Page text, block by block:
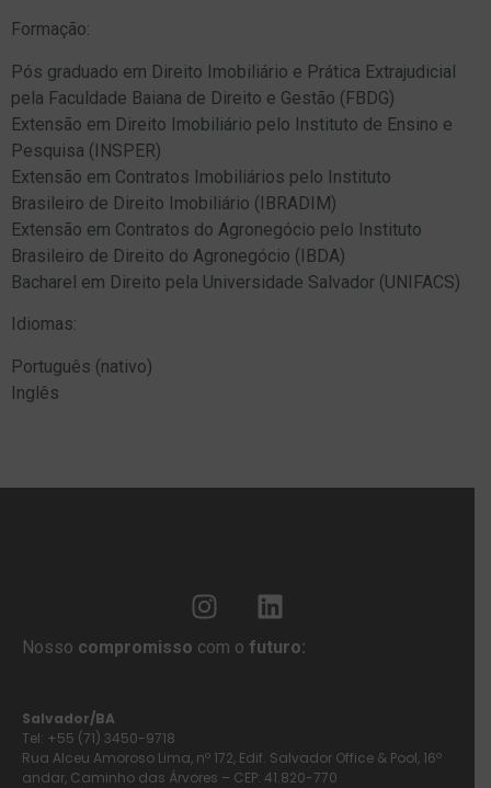
Formação:
Pós graduado em Direito Imobiliário e Prática Extrajudicial
pela Faculdade Baiana de Direito e Gestão (FBDG)
Extensão em Direito Imobiliário pelo Instituto de Ensino e
Pesquisa (INSPER)
Extensão em Contratos Imobiliários pelo Instituto
Brasileiro de Direito Imobiliário (IBRADIM)
Extensão em Contratos do Agronegócio pelo Instituto
Brasileiro de Direito do Agronegócio (IBDA)
Bacharel em Direito pela Universidade Salvador (UNIFACS)
Idiomas:
Português (nativo)
Inglês
Nosso compromisso com o futuro:
Salvador/BA
Tel: +55 (71) 3450-9718
Rua Alceu Amoroso Lima, nº 172, Edif. Salvador Office & Pool, 16º
andar, Caminho das Árvores – CEP: 41.820-770